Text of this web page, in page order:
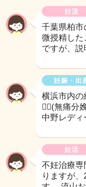
妊活
千葉県柏市
微授精した
ですが、
妊娠・出
横浜市内の
🙇‍♀️(無痛分
中野レディ
妊活
不妊治療専
りますが